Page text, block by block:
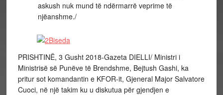
askush nuk mund të ndërmarrë veprime të
njëanshme./
PRISHTINË, 3 Gusht 2018-Gazeta DIELLI/ Ministri i
Ministrisë së Punëve të Brendshme, Bejtush Gashi, ka
pritur sot komandantin e KFOR-it, Gjeneral Major Salvatore
Cuoci, në një takim ku u diskutua për gjendjen e